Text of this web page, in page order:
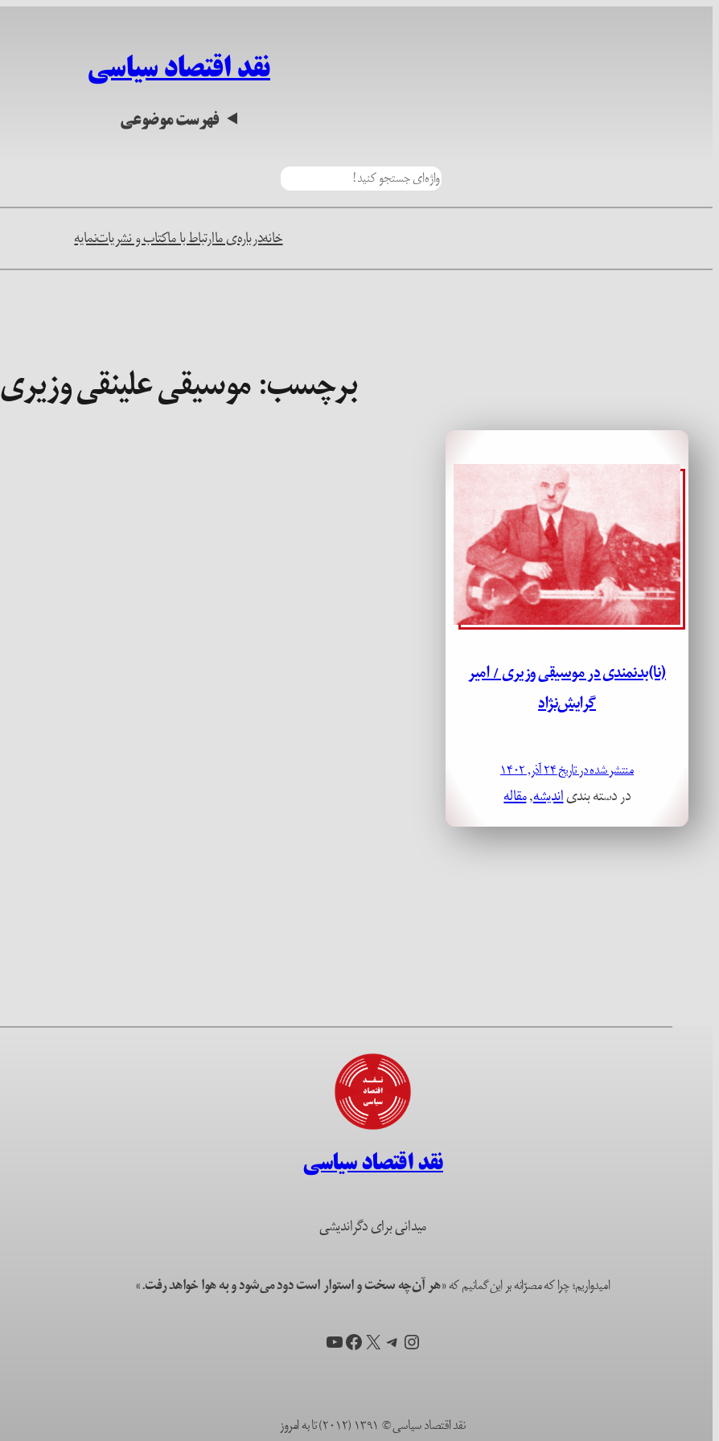
نقد اقتصاد سیاسی
فهرست موضوعی
خانهدرباره‌ی ماارتباط با ماکتاب و نشریاتنمایه
برچسب:موسیقی علینقی وزیری
(نا)بدنمندی در موسیقی وزیری / امیر
گرایش‌نژاد
منتشر شده در تاریخ ۲۴ آذر, ۱۴۰۲
در دسته بندیاندیشه, مقاله
نقد اقتصاد سیاسی
میدانی برای دگراندیشی
امیدواریم؛ چرا که مصرّانه بر این گمانیم که«هر آن‌چه سخت و استوار است دود می‌شود و به هوا خواهد رفت.»
اینستاگرم
تلگرام
X فیس‌بوک
یوتیوب
نقد اقتصاد سیاسی © ۱۳۹۱ (۲۰۱۲) تا به امروز